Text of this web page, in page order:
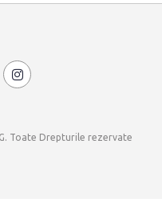
Toate Drepturile rezervate